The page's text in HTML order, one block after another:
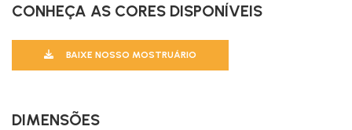
CONHEÇA AS CORES DISPONÍVEIS
BAIXE NOSSO MOSTRUÁRIO
DIMENSÕES